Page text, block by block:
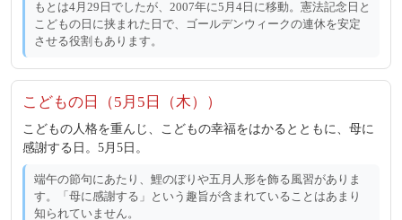
もとは4月29日でしたが、2007年に5月4日に移動。憲法記念日と
こどもの日に挟まれた日で、ゴールデンウィークの連休を安定
させる役割もあります。
こどもの日（5月5日（木））
こどもの人格を重んじ、こどもの幸福をはかるとともに、母に
感謝する日。5月5日。
端午の節句にあたり、鯉のぼりや五月人形を飾る風習がありま
す。「母に感謝する」という趣旨が含まれていることはあまり
知られていません。